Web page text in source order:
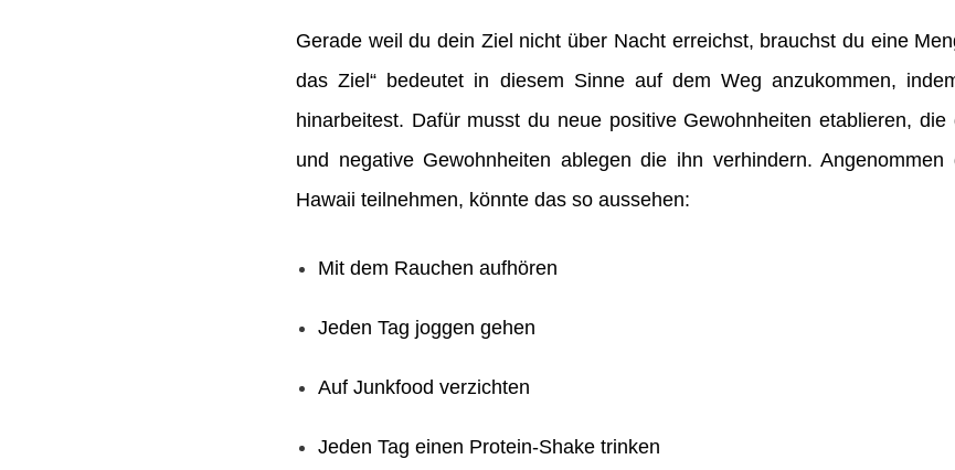
Gerade weil du dein Ziel nicht über Nacht erreichst, brauchst du eine
das Ziel“ bedeutet in diesem Sinne auf dem Weg anzukommen,
hinarbeitest. Dafür musst du neue positive Gewohnheiten etablieren,
und negative Gewohnheiten ablegen die ihn verhindern.
Hawaii teilnehmen, könnte das so aussehen:
Mit dem Rauchen aufhören
Jeden Tag joggen gehen
Auf Junkfood verzichten
Jeden Tag einen Protein-Shake trinken